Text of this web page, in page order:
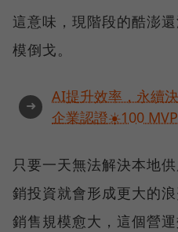
這意味，現階段的酷澎
模倒戈。
➜
AI提升效率，永續
企業認證☀️100
只要一天無法解決本地
銷投資就會形成更大的
銷售規模愈大，這個營